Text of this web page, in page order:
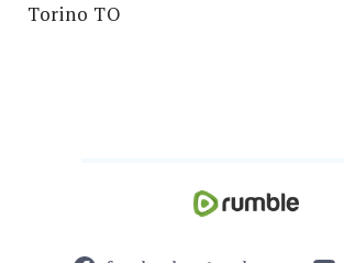
Torino TO